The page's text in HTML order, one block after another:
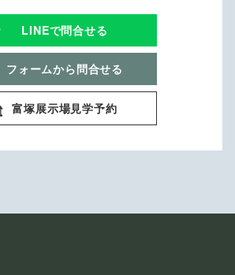
LINEで問合せる
フォームから問合せる
富塚展示場見学予約